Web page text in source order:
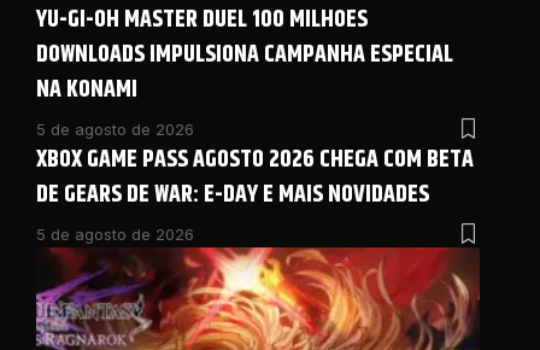
YU-GI-OH MASTER DUEL 100 MILHOES
DOWNLOADS IMPULSIONA CAMPANHA ESPECIAL
NA KONAMI
5 de agosto de 2026
XBOX GAME PASS AGOSTO 2026 CHEGA COM BETA
DE GEARS DE WAR: E-DAY E MAIS NOVIDADES
5 de agosto de 2026